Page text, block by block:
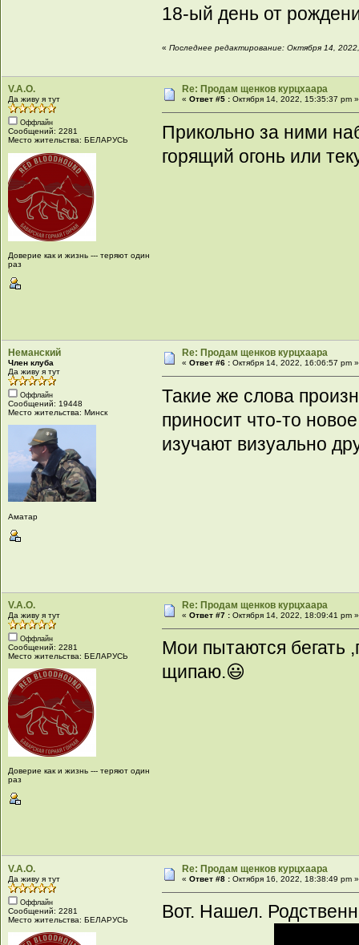
18-ый день от
«Последнее редактирование: Октября 14,
V.A.O.
Да живу я тут
Оффлайн
Сообщений: 2281
Место жительства: БЕЛАРУСЬ
Доверие как и жизнь --- теряют один
раз
Re: Продам щенков курцхаара
«Ответ #5 : Октября 14, 2022, 15:35:37 pm »
Прикольно за ними
горящий огонь или
Неманский
Член клуба
Да живу я тут
Оффлайн
Сообщений: 19448
Место жительства: Минск
Аматар
Re: Продам щенков курцхаара
«Ответ #6 : Октября 14, 2022, 16:06:57 pm »
Такие же слова
приносит что-то
изучают визуально
V.A.O.
Да живу я тут
Оффлайн
Сообщений: 2281
Место жительства: БЕЛАРУСЬ
Доверие как и жизнь --- теряют один
раз
Re: Продам щенков курцхаара
«Ответ #7 : Октября 14, 2022, 18:09:41 pm »
Мои пытаются бегать
щипаю.😃
V.A.O.
Да живу я тут
Оффлайн
Сообщений: 2281
Место жительства: БЕЛАРУСЬ
Re: Продам щенков курцхаара
«Ответ #8 : Октября 16, 2022, 18:38:49 pm »
Вот. Нашел.